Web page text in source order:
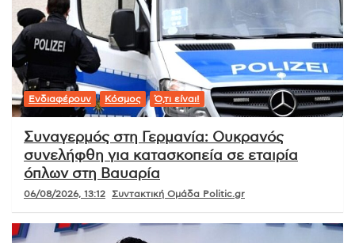
Ενδιαφέρουν Κόσμος Ό,τι είναι!
Συναγερμός στη Γερμανία: Ουκρανός
συνελήφθη για κατασκοπεία σε εταιρία
όπλων στη Βαυαρία
06/08/2026, 13:12 Συντακτική Ομάδα Politic.gr